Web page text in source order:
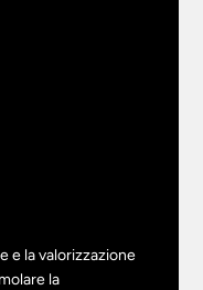
e la valorizzazione
la